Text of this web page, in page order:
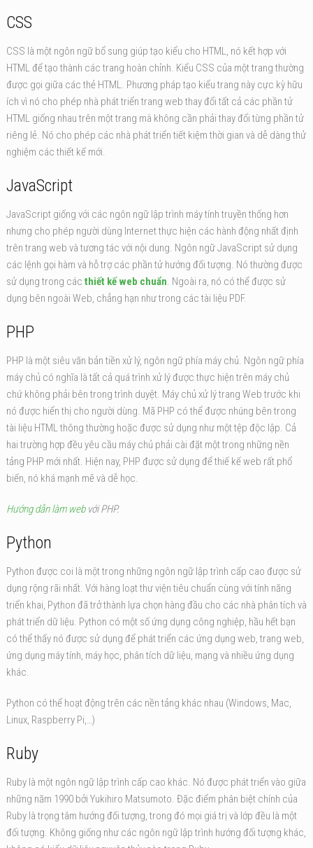
CSS
CSS là một ngôn ngữ bổ sung giúp tạo kiểu cho HTML, nó kết hợp với
HTML để tạo thành các trang hoàn chỉnh. Kiểu CSS của một trang thường
được gọi giữa các thẻ HTML. Phương pháp tạo kiểu trang này cực kỳ hữu
ích vì nó cho phép nhà phát triển trang web thay đổi tất cả các phần tử
HTML giống nhau trên một trang mà không cần phải thay đổi từng phần tử
riêng lẻ. Nó cho phép các nhà phát triển tiết kiệm thời gian và dễ dàng thử
nghiệm các thiết kế mới.
JavaScript
JavaScript giống với các ngôn ngữ lập trình máy tính truyền thống hơn
nhưng cho phép người dùng Internet thực hiện các hành động nhất định
trên trang web và tương tác với nội dung. Ngôn ngữ JavaScript sử dụng
các lệnh gọi hàm và hỗ trợ các phần tử hướng đối tượng. Nó thường được
sử dụng trong các thiết kế web chuẩn. Ngoài ra, nó có thể được sử
dụng bên ngoài Web, chẳng hạn như trong các tài liệu PDF.
PHP
PHP là một siêu văn bản tiền xử lý, ngôn ngữ phía máy chủ. Ngôn ngữ phía
máy chủ có nghĩa là tất cả quá trình xử lý được thực hiện trên máy chủ
chứ không phải bên trong trình duyệt. Máy chủ xử lý trang Web trước khi
nó được hiển thị cho người dùng. Mã PHP có thể được nhúng bên trong
tài liệu HTML thông thường hoặc được sử dụng như một tệp độc lập. Cả
hai trường hợp đều yêu cầu máy chủ phải cài đặt một trong những nền
tảng PHP mới nhất. Hiện nay, PHP được sử dụng để thiế kế web rất phổ
biến, nó khá mạnh mẽ và dễ học.
Hướng dẫn làm webvới PHP.
Python
Python được coi là một trong những ngôn ngữ lập trình cấp cao được sử
dụng rộng rãi nhất. Với hàng loạt thư viện tiêu chuẩn cùng với tính năng
triển khai, Python đã trở thành lựa chọn hàng đầu cho các nhà phân tích và
phát triển dữ liệu. Python có một số ứng dụng công nghiệp, hầu hết bạn
có thể thấy nó được sử dụng để phát triển các ứng dụng web, trang web,
ứng dụng máy tính, máy học, phân tích dữ liệu, mạng và nhiều ứng dụng
khác.
Python có thể hoạt động trên các nền tảng khác nhau (Windows, Mac,
Linux, Raspberry Pi,…)
Ruby
Ruby là một ngôn ngữ lập trình cấp cao khác. Nó được phát triển vào giữa
những năm 1990 bởi Yukihiro Matsumoto. Đặc điểm phân biệt chính của
Ruby là trọng tâm hướng đối tượng, trong đó mọi giá trị và lớp đều là một
đối tượng. Không giống như các ngôn ngữ lập trình hướng đối tượng khác,